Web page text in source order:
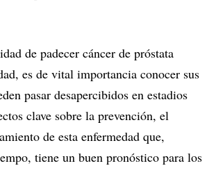
de padecer cáncer de próstata
es de vital importancia conocer sus
pasar desapercibidos en estadios
clave sobre la prevención, el
de esta enfermedad que,
tiene un buen pronóstico para los